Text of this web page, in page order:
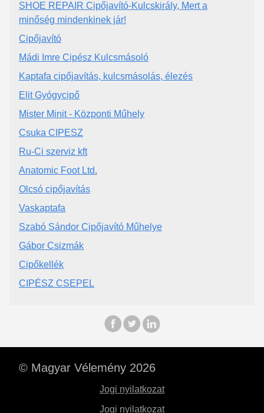
SHOE REPAIR Cipőjavító-Kulcskirály, Mert a
minőség mindenkinek jár!
Cipőjavító
Mádi Imre Cipész Kulcsmásoló
Kaptafa cipőjavítás, kulcsmásolás, élezés
Elit Gyógycipő
Mister Minit - Központi Műhely
Csuka CIPESZ
Ru-Ci szerviz kft
Anatomic Foot Ltd.
Olcsó cipőjavítás
Vaskaptafa
Szabó Sándor Cipőjavító Műhelye
Gábor Csizmák
Cipőkellék
CIPÉSZ CSEPEL
© Magyar Vélemény 2026
Jogi nyilatkozat
Jogi nyilatkozat